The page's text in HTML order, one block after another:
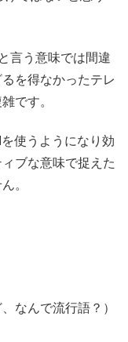
言う意味では間違
を得なかったテレ
です。
使うようになり効
ブな意味で捉えた
。
なんで流行語？）